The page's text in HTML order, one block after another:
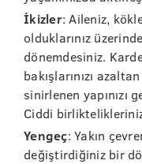
İkizler: Aileniz,
olduklarınız
dönemdesiniz.
bakışlarınızı
sinirlenen yapınızı
Ciddi
Yengeç: Yakın
değiştirdiğiniz bir